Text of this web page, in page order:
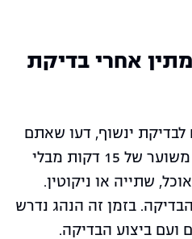
אחרי בדיקת
ינשוף, דעו שאתם
נדרשים להמתין פרק זמן משוער של 15 דקות מבלי
שתייה או ניקוטין.
בזמן זה הנהג נדרש
ועם ביצוע הבדיקה.